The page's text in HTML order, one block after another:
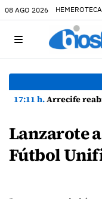
08 AGO 2026 HEMEROTECA
17:11 h.Arrecife reabre la playa de El
Lanzarote
Fútbol